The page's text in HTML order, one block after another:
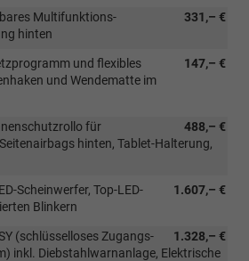
331,– €
Multifunktions-
hinten
147,– €
und flexibles
und Wendematte im
488,– €
für
hinten, Tablet-Halterung,
1.607,– €
Scheinwerfer, Top-LED-
Blinkern
1.328,– €
(schlüsselloses Zugangs-
inkl. Diebstahlwarnanlage, Elektrische